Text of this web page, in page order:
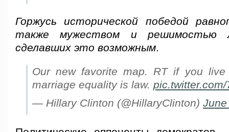
Горжусь исторической победой
также мужеством и решимостью
сделавших это возможным.
Our new favorite map. RT if you
marriage equality is law.
— Hillary Clinton (@HillaryClinton)